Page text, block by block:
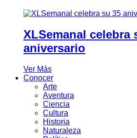
XLSemanal celebra
aniversario
Ver Más
Conocer
Arte
Aventura
Ciencia
Cultura
Historia
Naturaleza